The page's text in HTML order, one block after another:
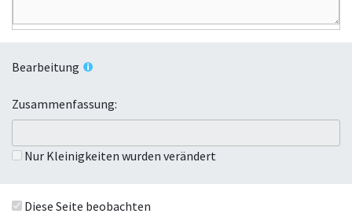
Bearbeitung
Zusammenfassung:
Nur Kleinigkeiten wurden verändert
Diese Seite beobachten